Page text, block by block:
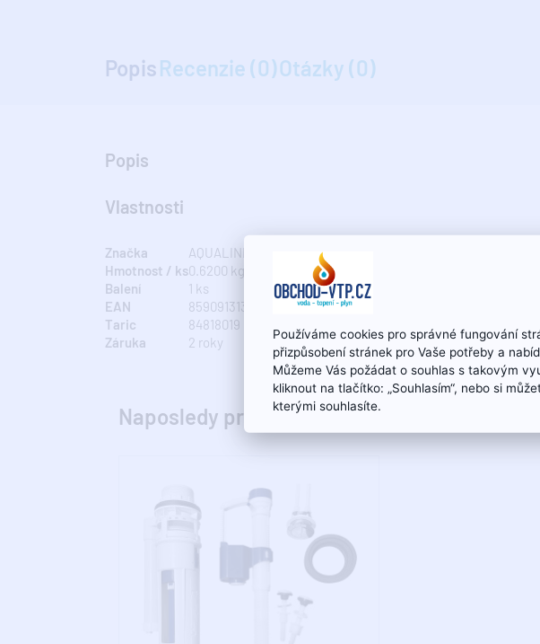
PopisRecenzie (0)Otázky (0)
Popis
Vlastnosti
Značka
AQUALINE
Hmotnost / ks0.6200 kg
Balení
1 ks
EAN
8590913134548
Taric
84818019
Záruka
2 roky
Naposledy prohlíženo
Používáme cookies pro správné fungování
přizpůsobení stránek pro Vaše potřeby a
Můžeme Vás požádat o souhlas s takovým
kliknout na tlačítko: „Souhlasím“, nebo si
kterými souhlasíte.